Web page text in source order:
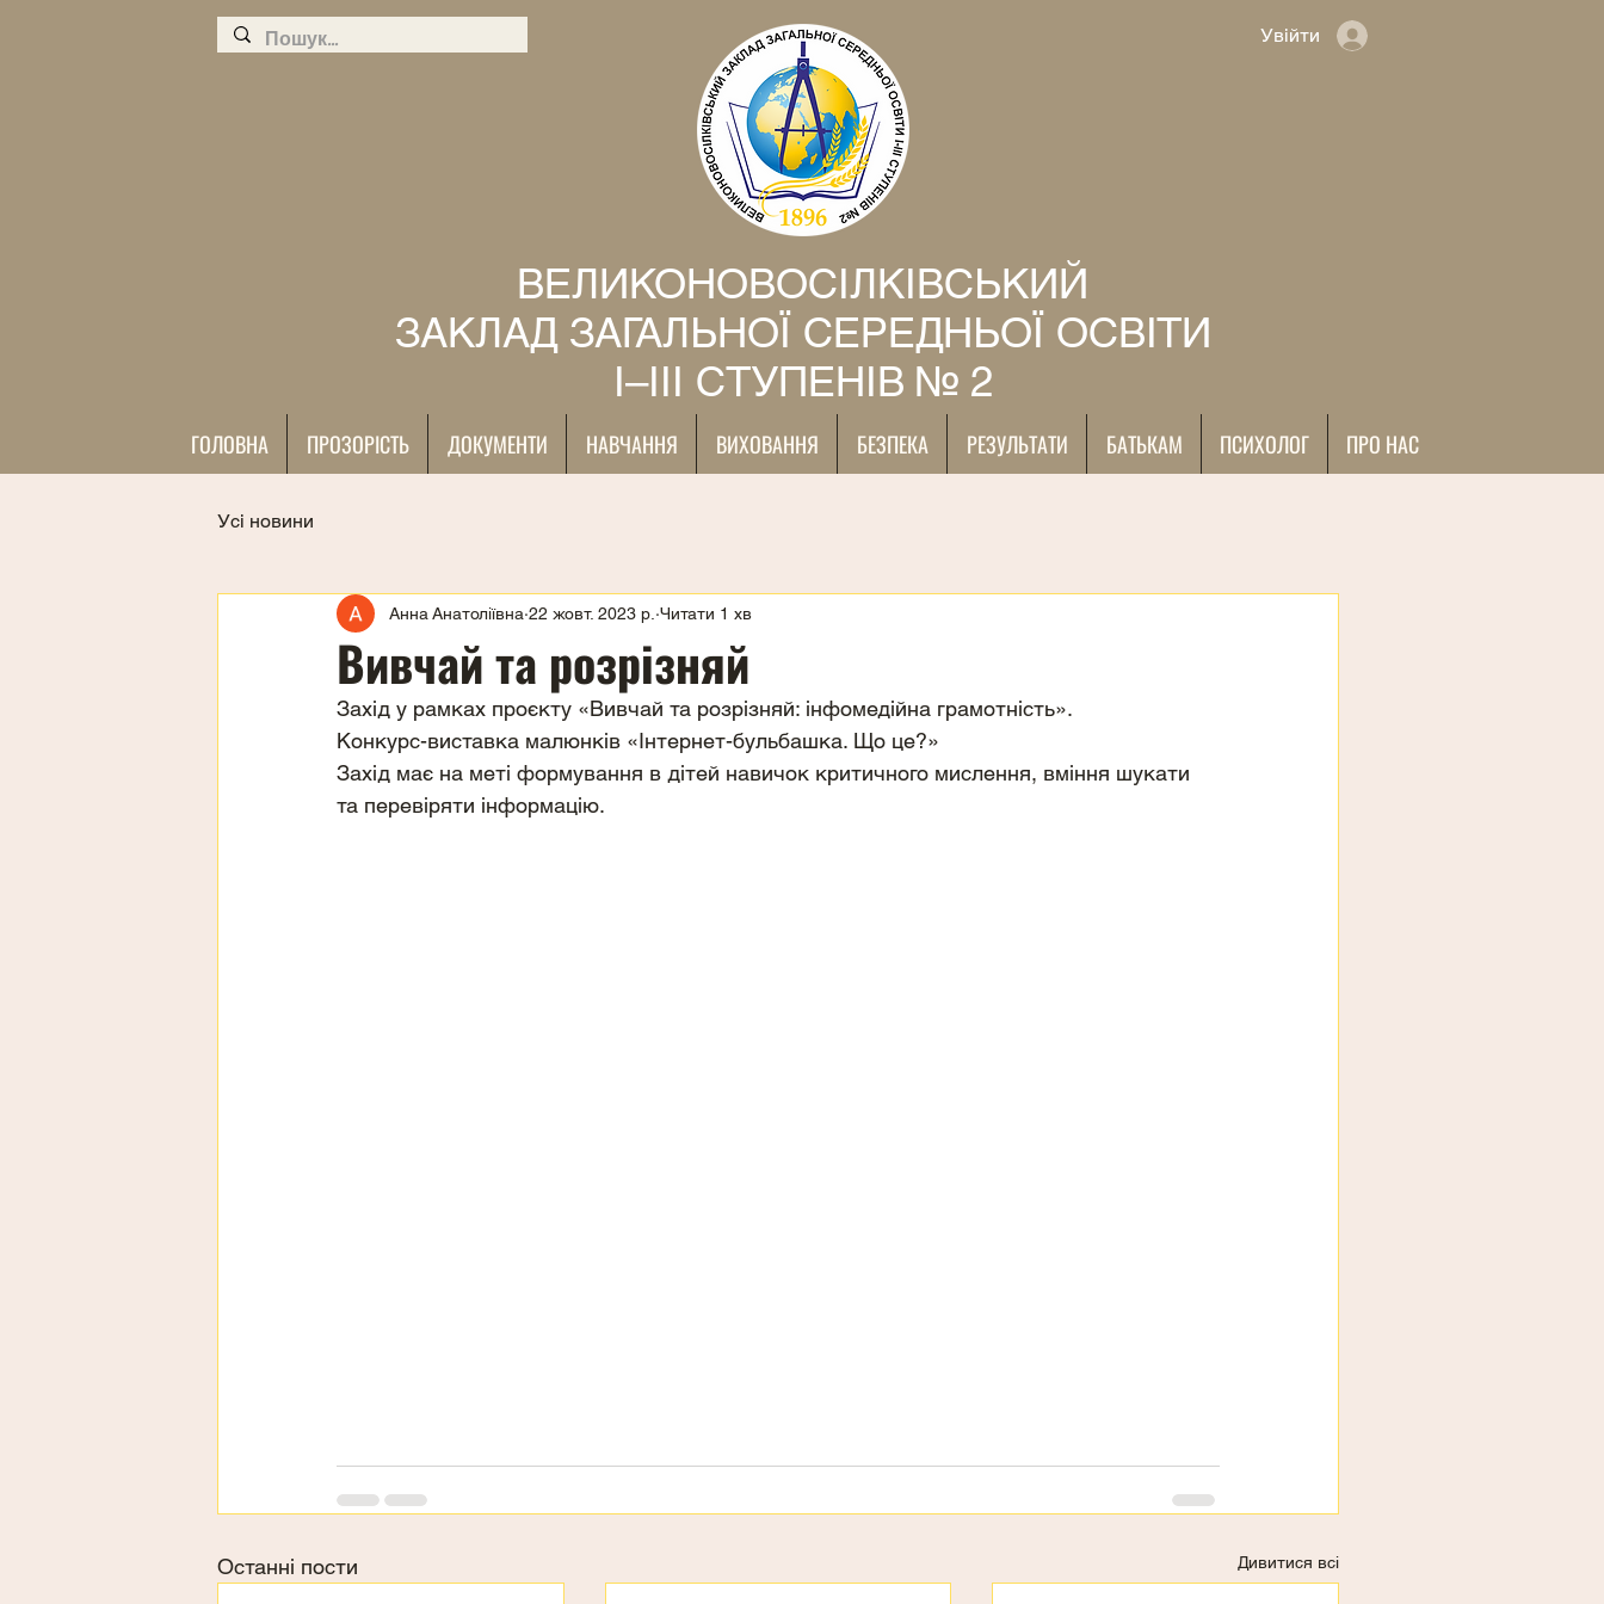
Увійти
ВЕЛИКОНОВОСІЛКІВСЬКИЙ
ЗАКЛАД ЗАГАЛЬНОЇ СЕРЕДНЬОЇ ОСВІТИ
І–ІІІ СТУПЕНІВ № 2
ГОЛОВНА ПРОЗОРІСТЬ ДОКУМЕНТИ НАВЧАННЯ ВИХОВАННЯ БЕЗПЕКА РЕЗУЛЬТАТИ БАТЬКАМ ПСИХОЛОГ ПРО НАС
Усі новини
Вивчай та розрізняй
Анна Анатоліївна 22 жовт. 2023 р. Читати 1 хв
Захід у рамках проєкту «Вивчай та розрізняй: інфомедійна грамотність».
Конкурс-виставка малюнків «Інтернет-бульбашка. Що це?»
Захід має на меті формування в дітей навичок критичного мислення, вміння шукати
та перевіряти інформацію.
Останні пости Дивитися всі